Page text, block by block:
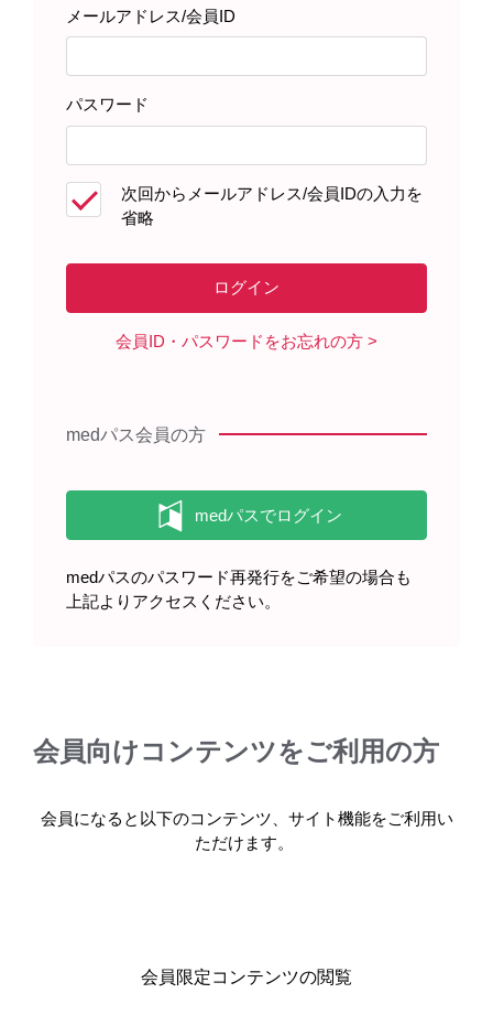
脊柱一部（楕円関節）
［GNN107］
胸部骨格
［GNN108］
メールアドレス/会員ID
パスワード
次回からメールアドレス/会員IDの入力を
省略
会員ID・パスワードをお忘れの方
medパス会員の方
medパスのパスワード再発行をご希望の場合も
上記よりアクセスください。
会員向けコンテンツをご利用の方
会員になると以下のコンテンツ、サイト機能をご利用い
ただけます。
会員限定コンテンツの閲覧